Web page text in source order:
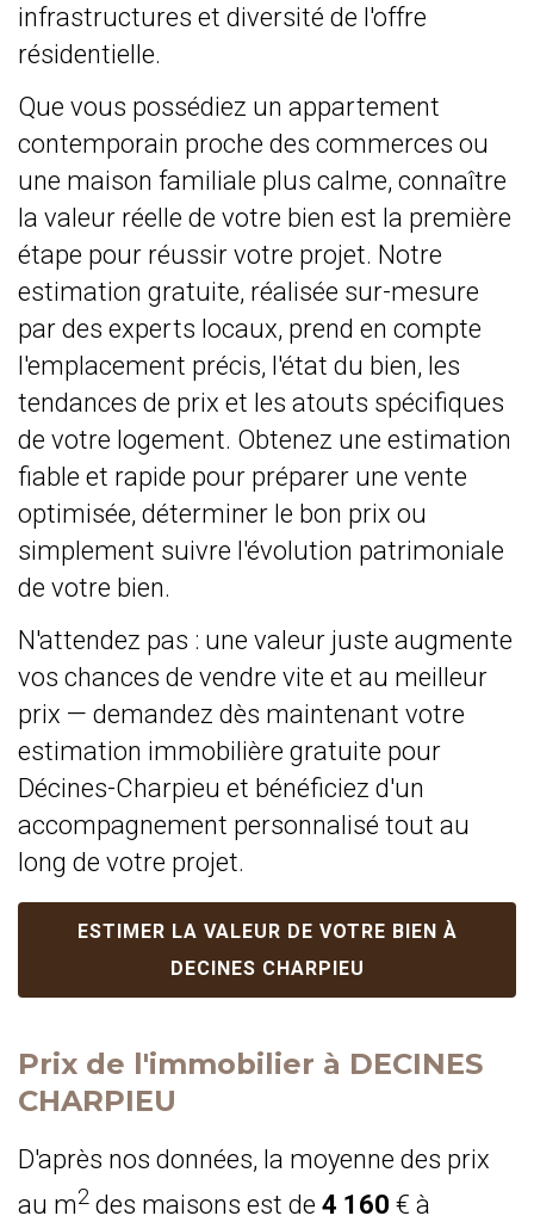
infrastructures et diversité de l'offre
résidentielle.
Que vous possédiez un appartement
contemporain proche des commerces ou
une maison familiale plus calme, connaître
la valeur réelle de votre bien est la première
étape pour réussir votre projet. Notre
estimation gratuite, réalisée sur-mesure
par des experts locaux, prend en compte
l'emplacement précis, l'état du bien, les
tendances de prix et les atouts spécifiques
de votre logement. Obtenez une estimation
fiable et rapide pour préparer une vente
optimisée, déterminer le bon prix ou
simplement suivre l'évolution patrimoniale
de votre bien.
N'attendez pas : une valeur juste augmente
vos chances de vendre vite et au meilleur
prix — demandez dès maintenant votre
estimation immobilière gratuite pour
Décines-Charpieu et bénéficiez d'un
accompagnement personnalisé tout au
long de votre projet.
ESTIMER LA VALEUR DE VOTRE BIEN À
DECINES CHARPIEU
Prix de l'immobilier à DECINES
CHARPIEU
D'après nos données, la moyenne des prix
au m2 des maisons est de 4 160 € à